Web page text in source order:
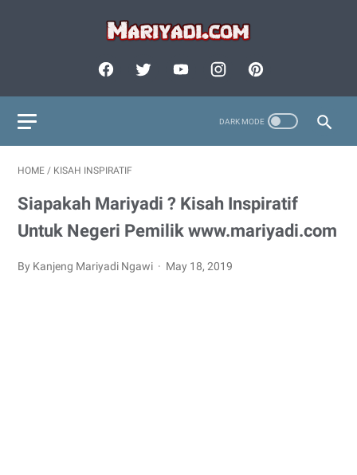
HOME / KISAH INSPIRATIF
Siapakah Mariyadi ? Kisah Inspiratif
Untuk Negeri Pemilik www.mariyadi.com
By Kanjeng Mariyadi Ngawi May 18, 2019